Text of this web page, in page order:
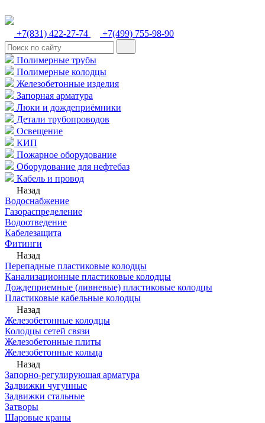
+7(831) 422-27-74 +7(499) 755-98-90
Полимерные трубы
Полимерные колодцы
Железобетонные изделия
Запорная арматура
Люки и дождеприёмники
Детали трубопроводов
Освещение
КИП
Пожарное оборудование
Оборудование для нефтебаз
Кабель и провод
Назад
Водоснабжение
Газораспределение
Водоотведение
Кабелезащита
Фитинги
Назад
Перепадные пластиковые колодцы
Канализационные пластиковые колодцы
Дождеприемные (ливневые) пластиковые колодцы
Пластиковые кабельные колодцы
Назад
Железобетонные колодцы
Колодцы сетей связи
Железобетонные плиты
Железобетонные кольца
Назад
Запорно-регулирующая арматура
Задвижки чугунные
Задвижки стальные
Затворы
Шаровые краны